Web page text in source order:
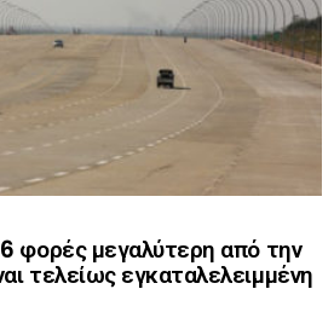
φορές μεγαλύτερη από την
τελείως εγκαταλελειμμένη